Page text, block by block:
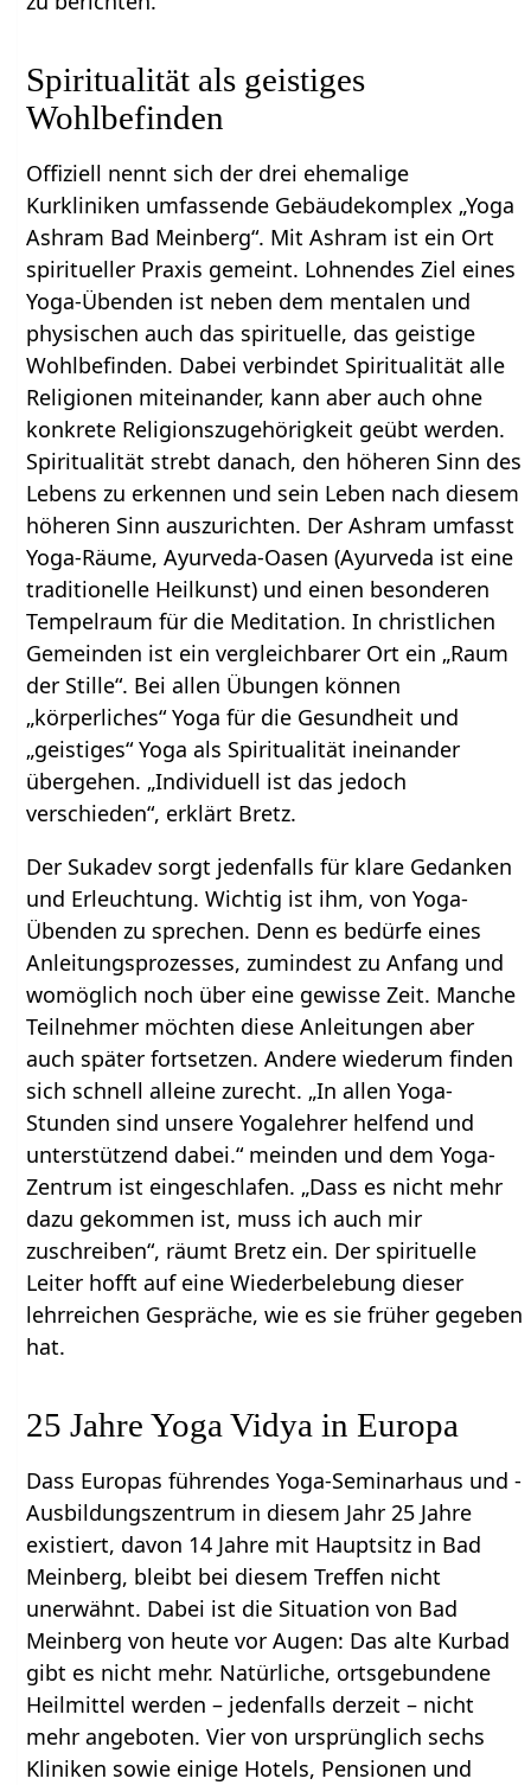
Spiritualität als geistiges
Wohlbefinden
Offiziell nennt sich der drei ehemalige
Kurkliniken umfassende Gebäudekomplex „Yoga
Ashram Bad Meinberg“. Mit Ashram ist ein Ort
spiritueller Praxis gemeint. Lohnendes Ziel eines
Yoga-Übenden ist neben dem mentalen und
physischen auch das spirituelle, das geistige
Wohlbefinden. Dabei verbindet Spiritualität alle
Religionen miteinander, kann aber auch ohne
konkrete Religionszugehörigkeit geübt werden.
Spiritualität strebt danach, den höheren Sinn des
Lebens zu erkennen und sein Leben nach diesem
höheren Sinn auszurichten. Der Ashram umfasst
Yoga-Räume, Ayurveda-Oasen (Ayurveda ist eine
traditionelle Heilkunst) und einen besonderen
Tempelraum für die Meditation. In christlichen
Gemeinden ist ein vergleichbarer Ort ein „Raum
der Stille“. Bei allen Übungen können
„körperliches“ Yoga für die Gesundheit und
„geistiges“ Yoga als Spiritualität ineinander
übergehen. „Individuell ist das jedoch
verschieden“, erklärt Bretz.
Der Sukadev sorgt jedenfalls für klare Gedanken
und Erleuchtung. Wichtig ist ihm, von Yoga-
Übenden zu sprechen. Denn es bedürfe eines
Anleitungsprozesses, zumindest zu Anfang und
womöglich noch über eine gewisse Zeit. Manche
Teilnehmer möchten diese Anleitungen aber
auch später fortsetzen. Andere wiederum finden
sich schnell alleine zurecht. „In allen Yoga-
Stunden sind unsere Yogalehrer helfend und
unterstützend dabei.“ meinden und dem Yoga-
Zentrum ist eingeschlafen. „Dass es nicht mehr
dazu gekommen ist, muss ich auch mir
zuschreiben“, räumt Bretz ein. Der spirituelle
Leiter hofft auf eine Wiederbelebung dieser
lehrreichen Gespräche, wie es sie früher gegeben
hat.
25 Jahre Yoga Vidya in Europa
Dass Europas führendes Yoga-Seminarhaus und -
Ausbildungszentrum in diesem Jahr 25 Jahre
existiert, davon 14 Jahre mit Hauptsitz in Bad
Meinberg, bleibt bei diesem Treffen nicht
unerwähnt. Dabei ist die Situation von Bad
Meinberg von heute vor Augen: Das alte Kurbad
gibt es nicht mehr. Natürliche, ortsgebundene
Heilmittel werden – jedenfalls derzeit – nicht
mehr angeboten. Vier von ursprünglich sechs
Kliniken sowie einige Hotels, Pensionen und